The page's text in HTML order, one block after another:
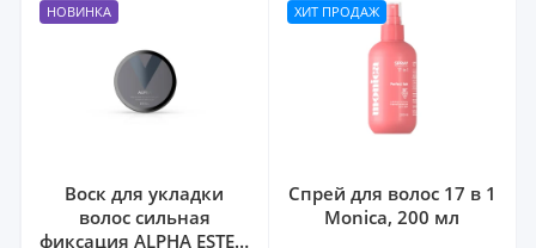
НОВИНКА
Воск для укладки
волос сильная
фиксация ALPHA ESTEL,
ХИТ ПРОДАЖ
Спрей для волос 17 в 1
Monica, 200 мл